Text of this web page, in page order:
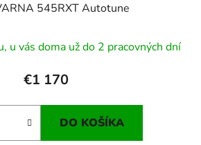
545RXT Autotune
u vás doma už do 2 pracovných dní
€1 170
DO KOŠÍKA